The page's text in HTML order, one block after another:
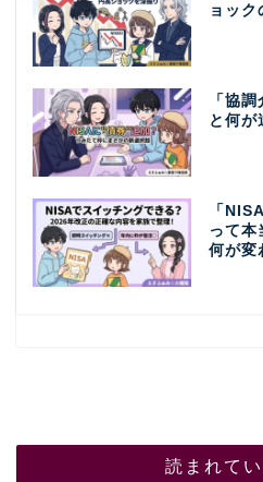
ョック
「協
と何が
「
って
何が変
読まれて